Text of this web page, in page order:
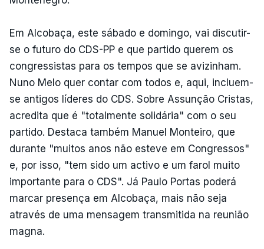
Em Alcobaça, este sábado e domingo, vai discutir-
se o futuro do CDS-PP e que partido querem os
congressistas para os tempos que se avizinham.
Nuno Melo quer contar com todos e, aqui, incluem-
se antigos líderes do CDS. Sobre Assunção Cristas,
acredita que é "totalmente solidária" com o seu
partido. Destaca também Manuel Monteiro, que
durante "muitos anos não esteve em Congressos"
e, por isso, "tem sido um activo e um farol muito
importante para o CDS". Já Paulo Portas poderá
marcar presença em Alcobaça, mais não seja
através de uma mensagem transmitida na reunião
magna.